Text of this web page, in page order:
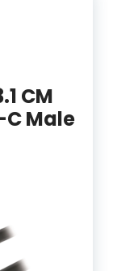
CM
C Male